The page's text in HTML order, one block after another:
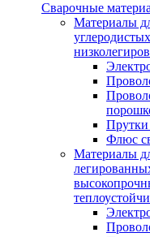
Сварочные
Материалы
Флюс
Материалы